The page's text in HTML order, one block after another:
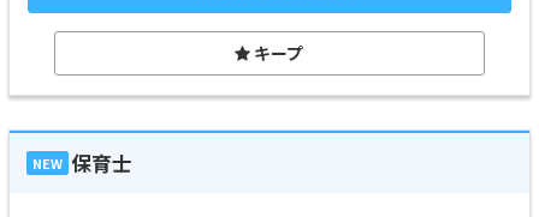
キープ
NEW 保育士